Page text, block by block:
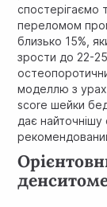
спостерігаємо
переломом
близько 15%,
зрости до 22-
моделлю з
score шейки
дає найточнішу